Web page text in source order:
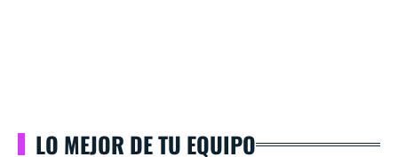
LO MEJOR DE TU EQUIPO